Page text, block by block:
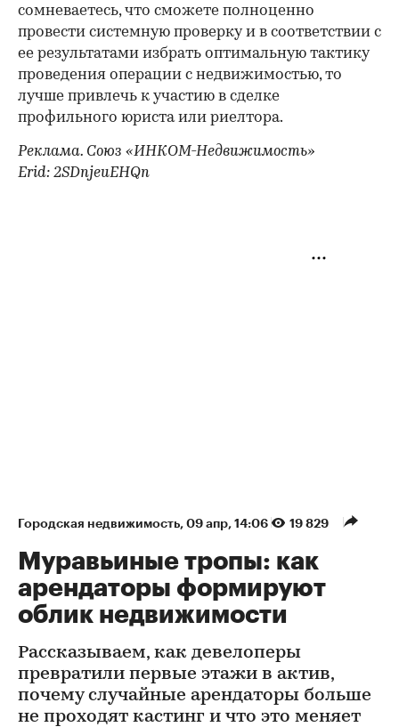
сомневаетесь, что сможете полноценно
провести системную проверку и в соответствии с
ее результатами избрать оптимальную тактику
проведения операции с недвижимостью, то
лучше привлечь к участию в сделке
профильного юриста или риелтора.
Реклама. Союз «ИНКОМ-Недвижимость»
Erid: 2SDnjeuEHQn
Городская недвижимость 09 апр, 14:06 19 829
Муравьиные тропы: как
арендаторы формируют
облик недвижимости
Рассказываем, как девелоперы
превратили первые этажи в актив,
почему случайные арендаторы больше
не проходят кастинг и что это меняет